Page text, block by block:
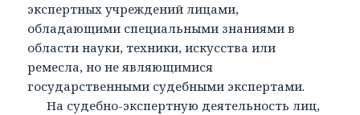
экспертных учреждений лицами,
обладающими специальными знаниями в
области науки, техники, искусства или
ремесла, но не являющимися
государственными судебными экспертами.
На судебно-экспертную деятельность лиц,